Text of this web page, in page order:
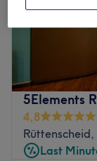
die sich in
abzielen.
Nächste
Die U-
Katzensprung
5Elements
4,8
Rüttenscheid,
Last